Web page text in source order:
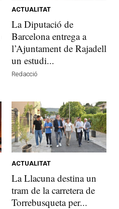
ACTUALITAT
La Diputació de
Barcelona entrega a
l’Ajuntament de Rajadell
un estudi...
Redacció
ACTUALITAT
La Llacuna destina un
tram de la carretera de
Torrebusqueta per...